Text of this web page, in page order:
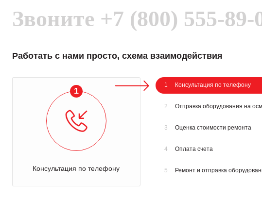
Звоните +7 (800) 555-89-
Работать с нами просто, схема взаимодействия
1
Консультация по телефону
1 Консультация по телефону
2 Отправка оборудования на
3 Оценка стоимости ремонта
4 Оплата счета
5 Ремонт и отправка